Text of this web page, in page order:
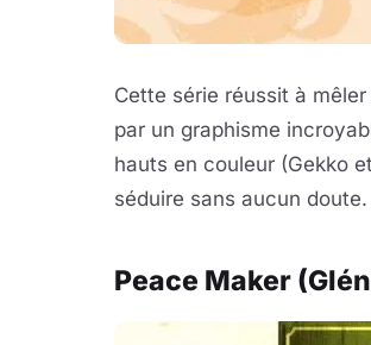
Cette série réussit à
par un graphisme
hauts en couleur (Gekko
séduire sans aucun doute.
Peace Maker